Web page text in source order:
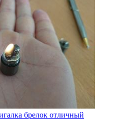
брелок отличный